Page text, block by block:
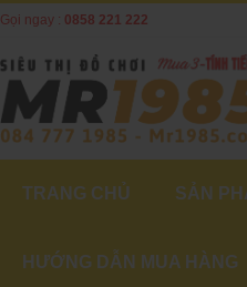
Gọi ngay : 0858 221 222
TRANG CHỦ SẢN
HƯỚNG DẪN MUA HÀNG